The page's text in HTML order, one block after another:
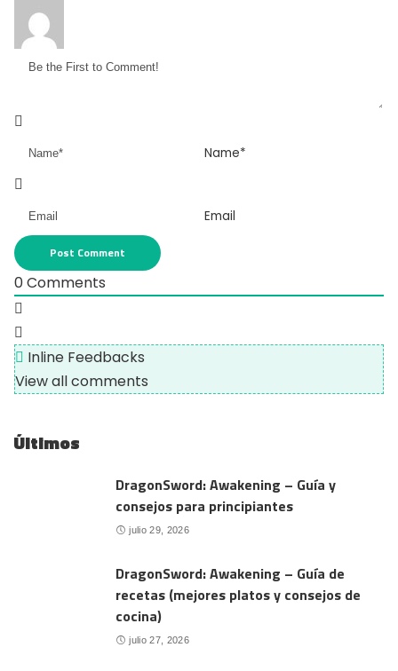
Name*
Email
0Comments
Inline Feedbacks
View all comments
Últimos
DragonSword: Awakening – Guía y
consejos para principiantes
julio 29, 2026
DragonSword: Awakening – Guía de
recetas (mejores platos y consejos de
cocina)
julio 27, 2026